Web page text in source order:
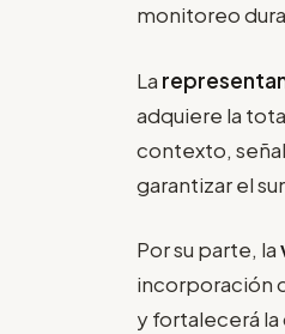
monitoreo
La
adquiere la
contexto,
garantizar el
Por su parte, la
incorporación
y fortalecerá